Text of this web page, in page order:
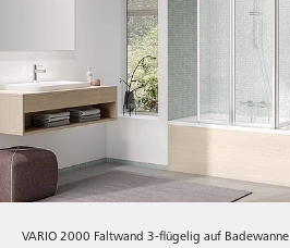
VARIO 2000 Faltwand 3-flügelig auf Badewanne